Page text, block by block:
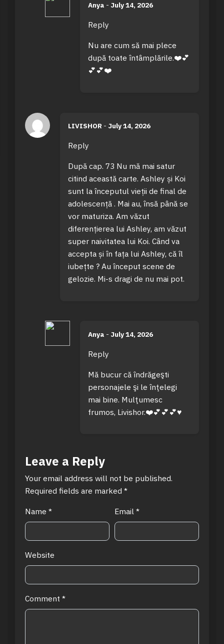
Anya - July 14, 2026
Reply
Nu are cum să mai plece
după toate întâmplările.❤️💕
💕💕❤️
LIVISHOR - July 14, 2026
Reply
După cap. 73 Nu mă mai satur
citind această carte. Ashley și Koi
sunt la începutul vieții de final de
adolescență . Mai au, însă până se
vor maturiza. Am văzut
diferențierea lui Ashley, am văzut
super naivitatea lui Koi. Când va
accepta și în fața lui Ashley, că îl
iubețte ? Au început scene de
gelozie. Mi-s dragi de nu mai pot.
Anya - July 14, 2026
Reply
Mă bucur că îndrăgeşti
personajele şi le înţelegi
mai bine. Mulţumesc
frumos, Livishor.❤️💕💕💕♥️
Leave a Reply
Your email address will not be published.
Required fields are marked *
Name * Email *
Website
Comment *